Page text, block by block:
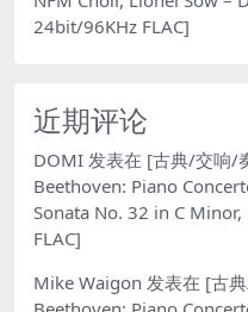
24bit/96KHz FLAC]
近期评论
DOMI 发表在 [古典/交响/
Beethoven: Piano
Sonata No. 32 in C
FLAC]
Mike Waigon 发表在 [古